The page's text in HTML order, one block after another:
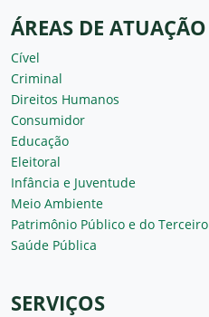
ÁREAS DE ATUAÇÃO
Cível
Criminal
Direitos Humanos
Consumidor
Educação
Eleitoral
Infância e Juventude
Meio Ambiente
Patrimônio Público e do Terceiro
Saúde Pública
SERVIÇOS